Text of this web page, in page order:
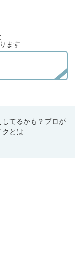
ます
てるかも？プロが
とは